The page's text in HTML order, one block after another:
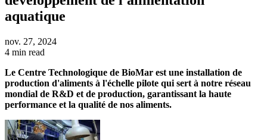
aquatique
nov. 27, 2024
4 min read
Le Centre Technologique de BioMar est une installation de
production d'aliments à l'échelle pilote qui sert à notre réseau
mondial de R&D et de production, garantissant la haute
performance et la qualité de nos aliments.